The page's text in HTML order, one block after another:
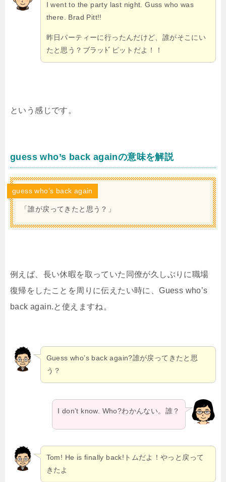
I went to the party last night. Guss who was
there. Brad Pitt!!
昨日パーティーに行ったんだけど、誰がそこにい
たと思う？ブラッﾄﾞピットだよ！！
という感じです。
guess who’s back againの意味を解説
guess who’s back again
「誰が戻ってきたと思う？」
例えば、長い休暇を取っていた同僚が久しぶりに職場
復帰をしたことを周りに伝えたい時に、Guess who’s
back again.と使えますね。
Guess who’s back again?誰が戻ってきたと思
う？
I don’t know. Who?わかんない。誰？
Tom! He is finally back!トムだよ！やっと戻って
きたよ